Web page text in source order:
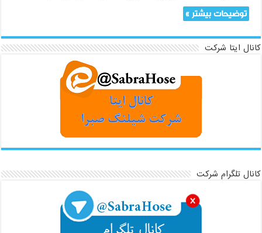
توضیحات بیشتر »
کانال ایتا شرکت
کانال تلگرام شرکت